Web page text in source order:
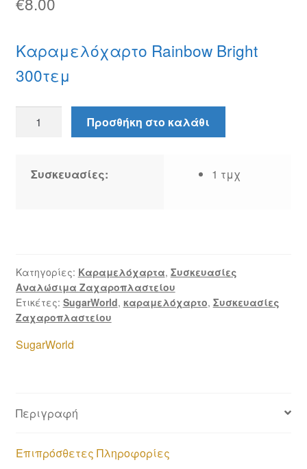
Καραμελόχαρτο Rainbow Bright
300τεμ
Καραμελόχαρτο
Rainbow
ποσότητα
Προσθήκη στο καλάθι
Συσκευασίες: 1 τμχ
Κατηγορίες: Καραμελόχαρτα, Συσκευασίες
Αναλώσιμα Ζαχαροπλαστείου
Ετικέτες: SugarWorld, καραμελόχαρτο, Συσκευασίες
Ζαχαροπλαστείου
SugarWorld
Περιγραφή
Επιπρόσθετες Πληροφορίες